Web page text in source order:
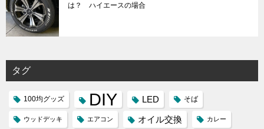
は？ ハイエースの場合
タグ
100均グッズ DIY LED そば
ウッドデッキ エアコン オイル交換 カレー